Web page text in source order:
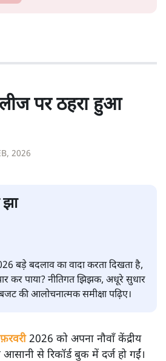
पर ठहरा हुआ
2026